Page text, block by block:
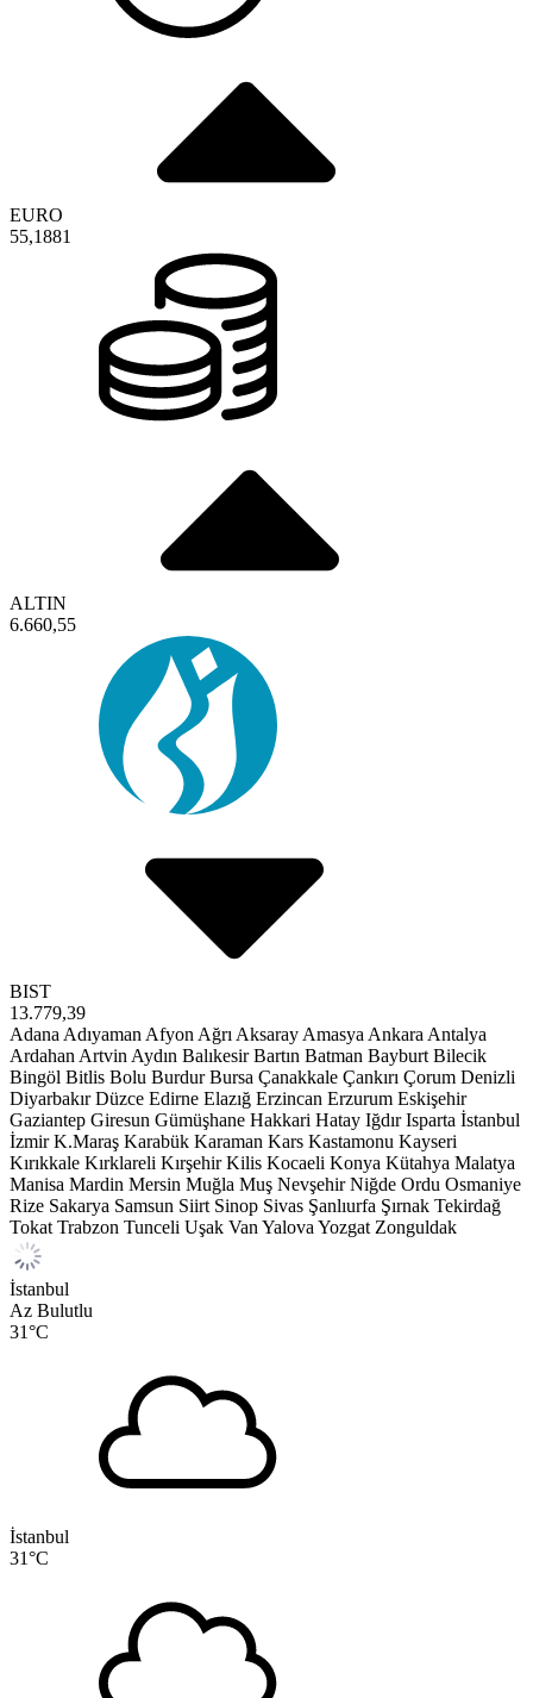
EURO
55,1881
ALTIN
6.660,55
BIST
13.779,39
Adana Adıyaman Afyon Ağrı Aksaray Amasya Ankara Antalya
Ardahan Artvin Aydın Balıkesir Bartın Batman Bayburt Bilecik
Bingöl Bitlis Bolu Burdur Bursa Çanakkale Çankırı Çorum Denizli
Diyarbakır Düzce Edirne Elazığ Erzincan Erzurum Eskişehir
Gaziantep Giresun Gümüşhane Hakkari Hatay Iğdır Isparta İstanbul
İzmir K.Maraş Karabük Karaman Kars Kastamonu Kayseri
Kırıkkale Kırklareli Kırşehir Kilis Kocaeli Konya Kütahya Malatya
Manisa Mardin Mersin Muğla Muş Nevşehir Niğde Ordu Osmaniye
Rize Sakarya Samsun Siirt Sinop Sivas Şanlıurfa Şırnak Tekirdağ
Tokat Trabzon Tunceli Uşak Van Yalova Yozgat Zonguldak
İstanbul
Az Bulutlu
31°C
İstanbul
31°C